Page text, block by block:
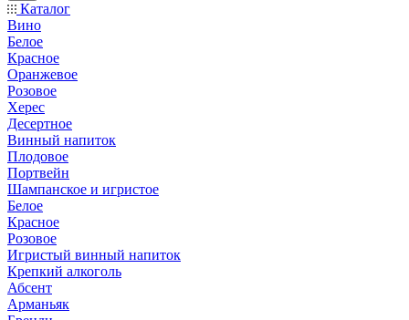
Каталог
Вино
Белое
Красное
Оранжевое
Розовое
Херес
Десертное
Винный напиток
Плодовое
Портвейн
Шампанское и игристое
Белое
Красное
Розовое
Игристый винный напиток
Крепкий алкоголь
Абсент
Арманьяк